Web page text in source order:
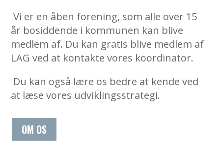
Vi er en åben forening, som alle over 15
år bosiddende i kommunen kan blive
medlem af. Du kan gratis blive medlem af
LAG ved at kontakte vores koordinator.
Du kan også lære os bedre at kende ved
at læse vores udviklingsstrategi.
OM OS